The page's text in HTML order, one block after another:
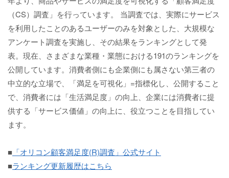
（CS）調査」を行っています。 当調査では、実際にサービス
を利用したことのあるユーザーのみを対象とした、大規模な
アンケート調査を実施し、その結果をランキングとして発
表。現在、さまざまな業種・業態における191のランキングを
公開しています。消費者側にも企業側にも属さない第三者の
中立的な立場で、「満足を可視化」=指標化し、公開すること
で、消費者には「生活満足度」の向上、企業には消費者に提
供する「サービス価値」の向上に、役立つことを目指してい
ます。
■ 「オリコン顧客満足度(R)調査」公式サイト
■ランキング更新履歴はこちら